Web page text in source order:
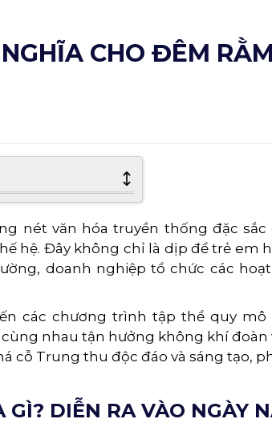
CHO ĐÊM
nét văn hóa truyền thống đặc sắc
hệ. Đây không chỉ là dịp để trẻ em
doanh nghiệp tổ chức các
các chương trình tập thể quy mô
nhau tận hưởng không khí đoàn
cỗ Trung thu độc đáo và sáng tạo,
GÌ? DIỄN RA VÀO NGÀY